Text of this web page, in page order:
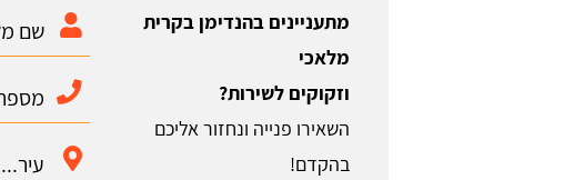
מתעניינים בהנדימן בקרית
מלאכי
וזקוקים לשירות?
השאירו פנייה ונחזור אליכם
בהקדם!